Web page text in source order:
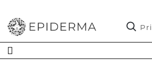
obsah